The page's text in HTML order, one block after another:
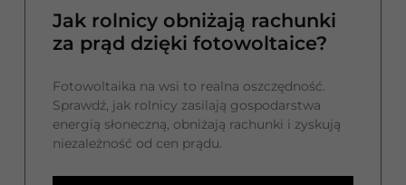
Jak rolnicy obniżają rachunki
za prąd dzięki fotowoltaice?
Fotowoltaika na wsi to realna oszczędność.
Sprawdź, jak rolnicy zasilają gospodarstwa
energią słoneczną, obniżają rachunki i zyskują
niezależność od cen prądu.